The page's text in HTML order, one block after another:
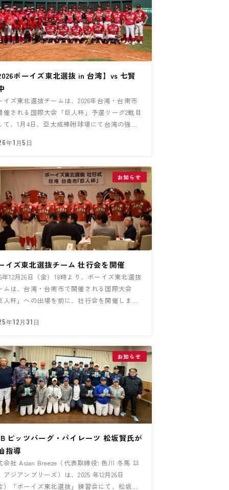
2026ボーイズ東北選抜 in 台湾】vs 七賢
イズ東北選抜チームは、2026年台湾・台南市
催される国際大会「巨人杯」予選リーグ2戦目
て、1月4日、亞太成棒附球場にて台湾の強
年1月5日
お知らせ
イズ東北選抜チーム 壮行会を開催
年12月26日（金）18時より、ボーイズ東北選抜
ムは、台湾・台南市で開催される国際大会
人杯」への出場を前に、壮行会を開催しまし
年12月31日
お知らせ
ピッツバーグ・パイレーツ 松坂賢氏が
指導
会社 Asian Breeze（代表取締役: 色川 冬馬 以
アジアンブリーズ）は、2025 年12月26日
）「ボーイズ東北選抜」練習会にて、松坂賢